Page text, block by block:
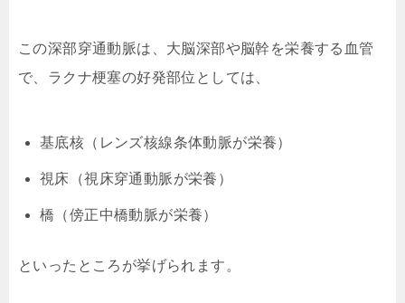
この深部穿通動脈は、大脳深部や脳幹を栄養する血管
で、ラクナ梗塞の好発部位としては、
基底核（レンズ核線条体動脈が栄養）
視床（視床穿通動脈が栄養）
橋（傍正中橋動脈が栄養）
といったところが挙げられます。